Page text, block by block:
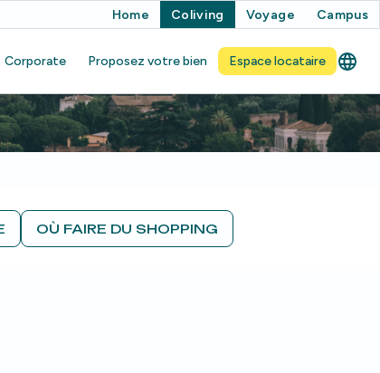
Home Coliving Voyage Campus
Corporate Proposez votre bien Espace locataire
OÙ FAIRE DU SHOPPING